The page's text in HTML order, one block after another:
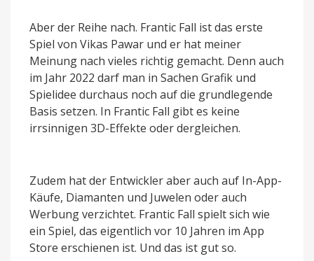
Aber der Reihe nach. Frantic Fall ist das erste
Spiel von Vikas Pawar und er hat meiner
Meinung nach vieles richtig gemacht. Denn auch
im Jahr 2022 darf man in Sachen Grafik und
Spielidee durchaus noch auf die grundlegende
Basis setzen. In Frantic Fall gibt es keine
irrsinnigen 3D-Effekte oder dergleichen.
Zudem hat der Entwickler aber auch auf In-App-
Käufe, Diamanten und Juwelen oder auch
Werbung verzichtet. Frantic Fall spielt sich wie
ein Spiel, das eigentlich vor 10 Jahren im App
Store erschienen ist. Und das ist gut so.